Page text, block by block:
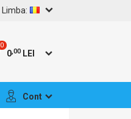
Limba:
0
0,00LEI
Cont